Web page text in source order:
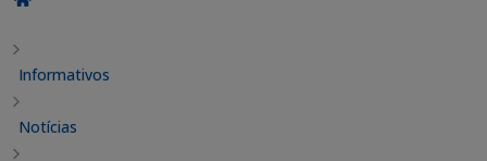
Informativos
Notícias